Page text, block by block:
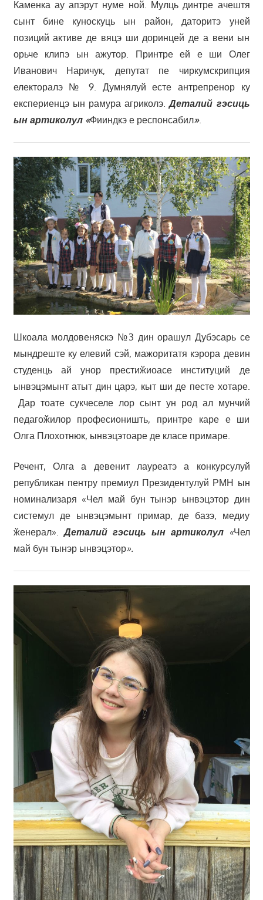
Каменка ау апэрут нуме ной. Мулць динтре ачештя
сынт бине куноскуць ын район, даторитэ уней
позиций активе де вяцэ ши доринцей де а вени ын
орьче клипэ ын ажутор. Принтре ей е ши Олег
Иванович Наричук, депутат пе чиркумскрипция
електоралэ № 9. Думнялуй есте антрепренор ку
експериенцэ ын рамура агриколэ. Деталий гэсиць
ын артиколул «Фииндкэ е респонсабил».
Шкоала молдовеняскэ №3 дин орашул Дубэсарь се
мындреште ку елевий сэй, мажоритатя кэрора девин
студенць ай унор престиӂиоасе институций де
ынвэцэмынт атыт дин царэ, кыт ши де песте хотаре.
Дар тоате сукчеселе лор сынт ун род ал мунчий
педагоӂилор професионишть, принтре каре е ши
Олга Плохотнюк, ынвэцэтоаре де класе примаре.
Речент, Олга а девенит лауреатэ а конкурсулуй
републикан пентру премиул Президентулуй РМН ын
номинализаря «Чел май бун тынэр ынвэцэтор дин
системул де ынвэцэмынт примар, де базэ, медиу
ӂенерал».Деталий гэсиць ын артиколул «Чел
май бун тынэр ынвэцэтор».